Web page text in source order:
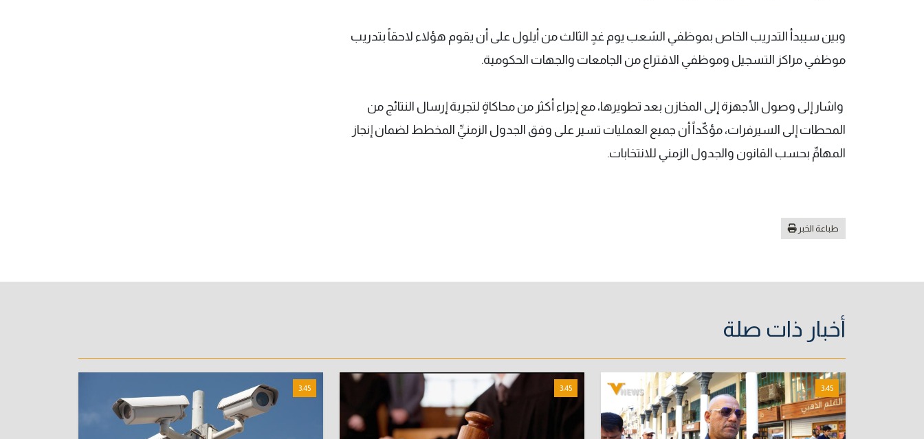
وبين سيبدأ التدريب الخاص بموظفي الشعب يوم غدٍ الثالث من أيلول على أن يقوم هؤلاء لاحقاً بتدريب
موظفي مراكز التسجيل وموظفي الاقتراع من الجامعات والجهات الحكومية.
واشار إلى وصول الأجهزة إلى المخازن بعد تطويرها، مع إجراء أكثر من محاكاةٍ لتجربة إرسال النتائج من
المحطات إلى السيرفرات، مؤكّداً أن جميع العمليات تسير على وفق الجدول الزمنيِّ المخطط لضمان إنجاز
المهامِّ بحسب القانون والجدول الزمني للانتخابات.
طباعة الخبر
أخبار ذات صلة
3:45
3:45
3:45